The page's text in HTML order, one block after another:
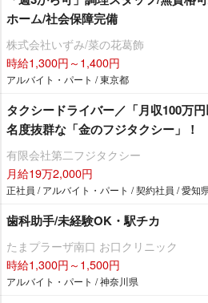
ホーム/社会保障完備
株式会社いずみ/菜の花葛飾
時給1,300円～1,400円
アルバイト・パート / 東京都
タクシードライバー／「月収100万
名度抜群な「金のフジタクシー」！
有限会社第二フジタクシー
月給19万2,000円
正社員 / アルバイト・パート / 契約社員 / 愛知
歯科助手/未経験OK・駅チカ
たまプラーザ南口 お口クリニック
時給1,300円～1,500円
アルバイト・パート / 神奈川県